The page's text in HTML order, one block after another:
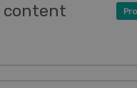
content